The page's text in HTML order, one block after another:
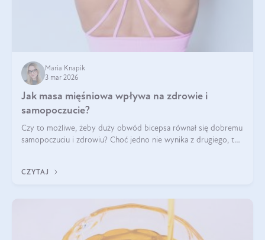
Maria Knapik
3 mar 2026
Jak masa mięśniowa wpływa na zdrowie i
samopoczucie?
Czy to możliwe, żeby duży obwód bicepsa równał się dobremu
samopoczuciu i zdrowiu? Choć jedno nie wynika z drugiego, to
wyjaśnimy.
CZYTAJ